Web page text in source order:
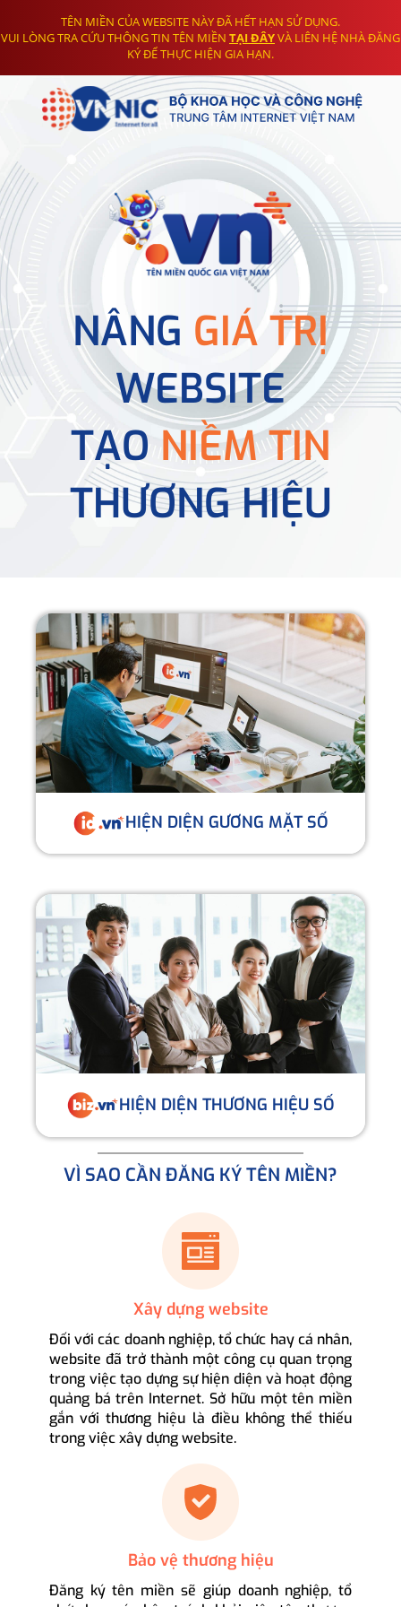
TÊN MIỀN CỦA WEBSITE NÀY ĐÃ HẾT HẠN SỬ DỤNG.
VUI LÒNG TRA CỨU THÔNG TIN TÊN MIỀN TẠI ĐÂYVÀ LIÊN HỆ NHÀ ĐĂNG
KÝ ĐỂ THỰC HIỆN GIA HẠN.
NÂNG GIÁ TRỊ
WEBSITE
TẠONIỀM TIN
THƯƠNG HIỆU
HIỆN DIỆN GƯƠNG MẶT SỐ
HIỆN DIỆN THƯƠNG HIỆU SỐ
VÌ SAO CẦN ĐĂNG KÝ TÊN MIỀN?
Xây dựng website
Đối với các doanh nghiệp, tổ chức hay cá nhân,
website đã trở thành một công cụ quan trọng
trong việc tạo dựng sự hiện diện và hoạt động
quảng bá trên Internet. Sở hữu một tên miền
gắn với thương hiệu là điều không thể thiếu
trong việc xây dựng website.
Bảo vệ thương hiệu
Đăng ký tên miền sẽ giúp doanh nghiệp, tổ